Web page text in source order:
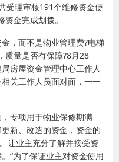
受理审核191个维修资金使
金完成划拨。
，而不是物业管理费?电梯
质量是否有保障?8月28
房屋资金管理中心工作人
关工作人员面对面，一一
专项用于物业保修期满
新、改造的资金，资金的
让业主充分了解并接受资
“为了保证业主对资金使用